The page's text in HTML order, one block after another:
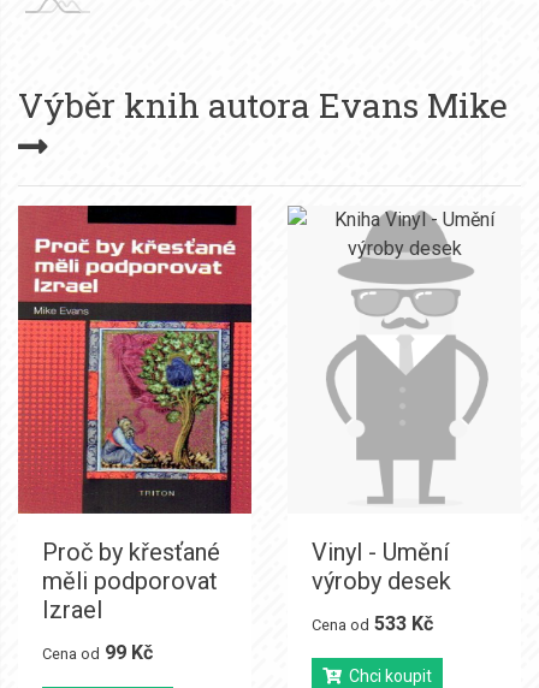
Výběr knih autora Evans Mike
Proč by křesťané
měli podporovat
Izrael
Cena od 99 Kč
Vinyl - Umění
výroby desek
Cena od 533 Kč
Chci koupit